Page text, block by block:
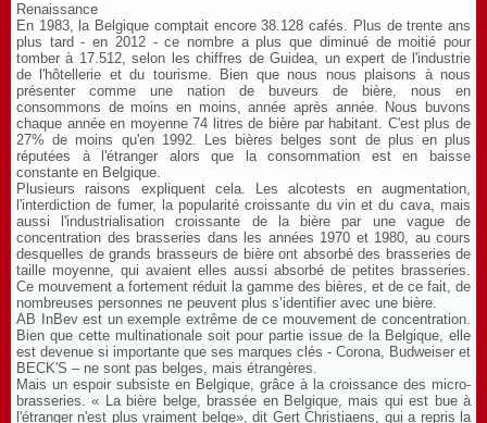
Renaissance
En 1983, la Belgique comptait encore 38.128 cafés. Plus de trente ans
plus tard - en 2012 - ce nombre a plus que diminué de moitié pour
tomber à 17.512, selon les chiffres de Guidea, un expert de l'industrie
de l'hôtellerie et du tourisme. Bien que nous nous plaisons à nous
présenter comme une nation de buveurs de bière, nous en
consommons de moins en moins, année après année. Nous buvons
chaque année en moyenne 74 litres de bière par habitant. C'est plus de
27% de moins qu'en 1992. Les bières belges sont de plus en plus
réputées à l'étranger alors que la consommation est en baisse
constante en Belgique.
Plusieurs raisons expliquent cela. Les alcotests en augmentation,
l'interdiction de fumer, la popularité croissante du vin et du cava, mais
aussi l'industrialisation croissante de la bière par une vague de
concentration des brasseries dans les années 1970 et 1980, au cours
desquelles de grands brasseurs de bière ont absorbé des brasseries de
taille moyenne, qui avaient elles aussi absorbé de petites brasseries.
Ce mouvement a fortement réduit la gamme des bières, et de ce fait, de
nombreuses personnes ne peuvent plus s’identifier avec une bière.
AB InBev est un exemple extrême de ce mouvement de concentration.
Bien que cette multinationale soit pour partie issue de la Belgique, elle
est devenue si importante que ses marques clés - Corona, Budweiser et
BECK'S – ne sont pas belges, mais étrangères.
Mais un espoir subsiste en Belgique, grâce à la croissance des micro-
brasseries. « La bière belge, brassée en Belgique, mais qui est bue à
l'étranger n'est plus vraiment belge», dit Gert Christiaens, qui a repris la